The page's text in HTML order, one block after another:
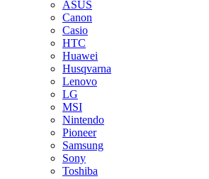
ASUS
Canon
Casio
HTC
Huawei
Husqvarna
Lenovo
LG
MSI
Nintendo
Pioneer
Samsung
Sony
Toshiba